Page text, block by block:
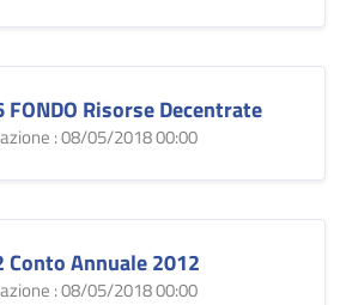
Risorse Decentrate
: 08/05/2018 00:00
Conto Annuale 2012
: 08/05/2018 00:00